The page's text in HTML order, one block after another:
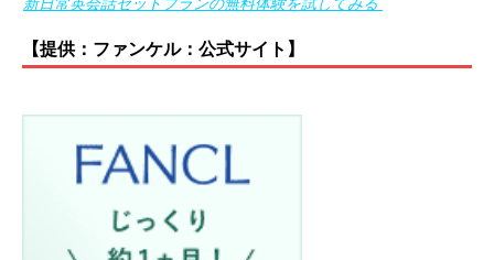
【提供：ファンケル：公式サイト】